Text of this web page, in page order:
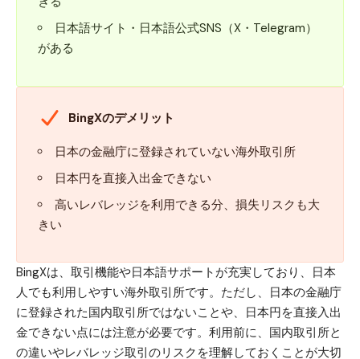
日本語サイト・日本語公式SNS（X・Telegram）
がある
BingXのデメリット
日本の金融庁に登録されていない海外取引所
日本円を直接入出金できない
高いレバレッジを利用できる分、損失リスクも大
きい
BingXは、取引機能や日本語サポートが充実しており、日本
人でも利用しやすい海外取引所です。ただし、日本の金融庁
に登録された国内取引所ではないことや、日本円を直接入出
金できない点には注意が必要です。利用前に、国内取引所と
の違いやレバレッジ取引のリスクを理解しておくことが大切